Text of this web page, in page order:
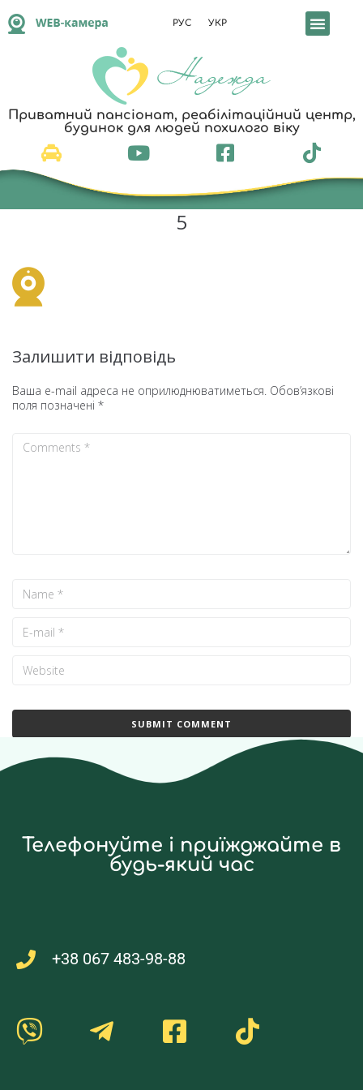
РУС УКР
Приватний пансіонат, реабілітаційний центр,
будинок для людей похилого віку
5
Залишити відповідь
Ваша e-mail адреса не оприлюднюватиметься. Обов’язкові
поля позначені *
Телефонуйте і приїжджайте в
будь-який час
+38 067 483-98-88